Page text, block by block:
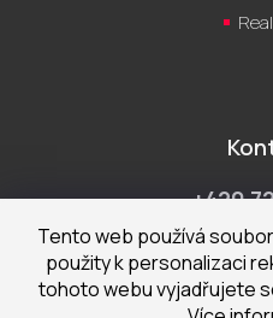
Tento web používá
použity k personalizaci
tohoto webu vyjadřujete
+420
Po-Pá